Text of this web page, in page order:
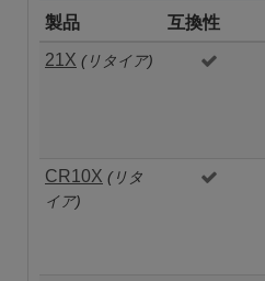
製品 互換性
21X (リタイア)
CR10X (リタ
イア)